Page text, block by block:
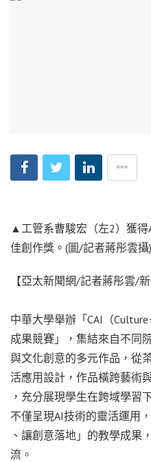
▲工管系曹駿宏（左2）獲
佳創作獎。(圖/記者蔣彤雲攝)
【亞太新聞網/記者蔣彤雲/新
中華大學舉辦「CAI（
成果競賽」，集結來自不同
與文化創意的多元作品，從
活應用設計，作品橫跨藝術
，充分展現學生在跨域學習
不僅呈現AI技術的靈活運用
、讓創意落地」的教學成果
流。